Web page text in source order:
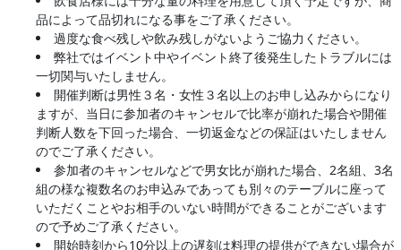
品によって品切れになる事をご了承ください。
過度な食べ残しや飲み残しがないようご協力ください。
弊社ではイベント中やイベント終了後発生したトラブルには
一切関与いたしません。
開催判断は男性３名・女性３名以上のお申し込みからになり
ますが、当日に参加者のキャンセルで比率が崩れた場合や開催
判断人数を下回った場合、一切返金などの保証はいたしません
のでご了承ください。
参加者のキャンセルなどで男女比が崩れた場合、2名組、3名
組の様な複数名のお申込みであっても別々のテーブルに座って
いただくことやお相手のいない時間ができることがございます
ので予めご了承ください。
開始時刻から10分以上の遅刻は料理の提供ができない場合が